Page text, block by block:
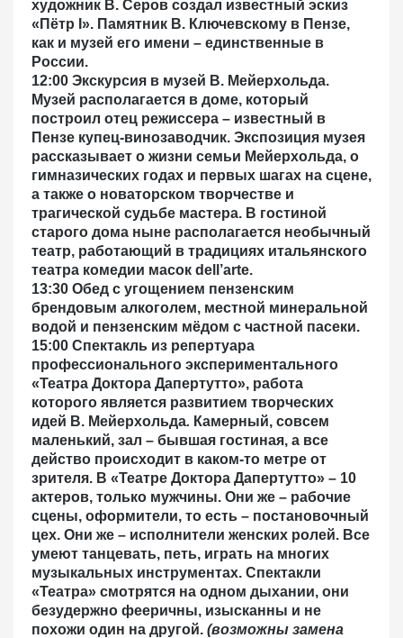
художник В. Серов создал известный эскиз
«Пётр I». Памятник В. Ключевскому в Пензе,
как и музей его имени – единственные в
России.
12:00 Экскурсия в музей В. Мейерхольда.
Музей располагается в доме, который
построил отец режиссера – известный в
Пензе купец-винозаводчик. Экспозиция музея
рассказывает о жизни семьи Мейерхольда, о
гимназических годах и первых шагах на сцене,
а также о новаторском творчестве и
трагической судьбе мастера. В гостиной
старого дома ныне располагается необычный
театр, работающий в традициях итальянского
театра комедии масок dell’arte.
13:30 Обед с угощением пензенским
брендовым алкоголем, местной минеральной
водой и пензенским мёдом с частной пасеки.
15:00 Спектакль из репертуара
профессионального экспериментального
«Театра Доктора Дапертутто», работа
которого является развитием творческих
идей В. Мейерхольда. Камерный, совсем
маленький, зал – бывшая гостиная, а все
действо происходит в каком-то метре от
зрителя. В «Театре Доктора Дапертутто» – 10
актеров, только мужчины. Они же – рабочие
сцены, оформители, то есть – постановочный
цех. Они же – исполнители женских ролей. Все
умеют танцевать, петь, играть на многих
музыкальных инструментах. Спектакли
«Театра» смотрятся на одном дыхании, они
безудержно фееричны, изысканны и не
похожи один на другой. (возможны замена